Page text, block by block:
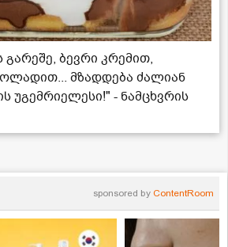
ბევრი კრემით,
მზადდება ძალიან
უგემრიელესი!" - ნამცხვრის
sponsored by ContentRoom